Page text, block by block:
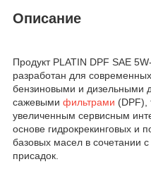
Описание
Продукт PLATIN DPF SAE
разработан для
бензиновыми и дизельными
сажевыми фильтрами (DPF),
увеличенным сервисным
основе гидрокрекинговых и
базовых масел в сочетании
присадок.